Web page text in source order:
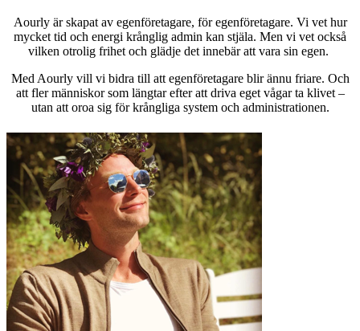
Aourly är skapat av egenföretagare, för egenföretagare. Vi vet hur
mycket tid och energi krånglig admin kan stjäla. Men vi vet också
vilken otrolig frihet och glädje det innebär att vara sin egen.
Med Aourly vill vi bidra till att egenföretagare blir ännu friare. Och
att fler människor som längtar efter att driva eget vågar ta klivet –
utan att oroa sig för krångliga system och administrationen.